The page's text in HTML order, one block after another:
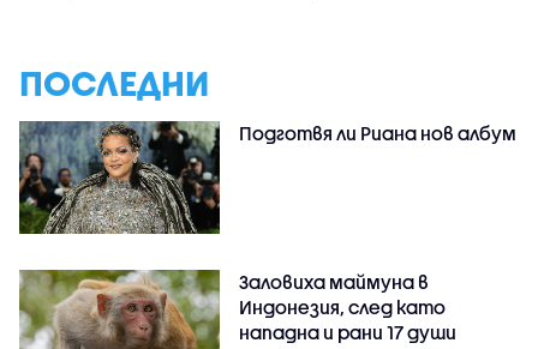
ПОСЛЕДНИ
Подготвя ли Риана нов албум
Заловиха маймуна в
Индонезия, след като
нападна и рани 17 души